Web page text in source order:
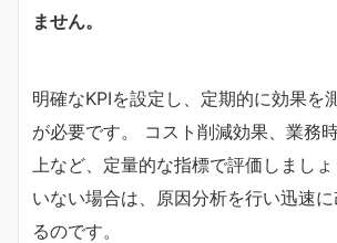
ません。
明確なKPIを設定し、定期的に効果を
が必要です。 コスト削減効果、業務
上など、定量的な指標で評価しまし
いない場合は、原因分析を行い迅速
るのです。